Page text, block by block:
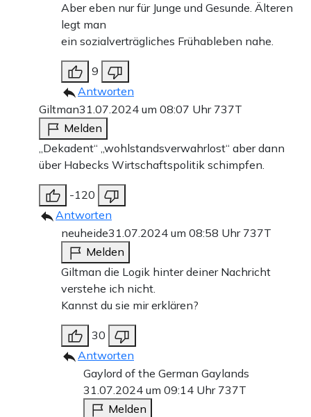
Aber eben nur für Junge und Gesunde. Älteren
legt man
ein sozialverträgliches Frühableben nahe.
9
Antworten
Giltman31.07.2024 um 08:07 Uhr 737T
Melden
„Dekadent“ „wohlstandsverwahrlost“ aber dann
über Habecks Wirtschaftspolitik schimpfen.
-120
Antworten
neuheide31.07.2024 um 08:58 Uhr 737T
Melden
Giltman die Logik hinter deiner Nachricht
verstehe ich nicht.
Kannst du sie mir erklären?
30
Antworten
Gaylord of the German Gaylands
31.07.2024 um 09:14 Uhr 737T
Melden